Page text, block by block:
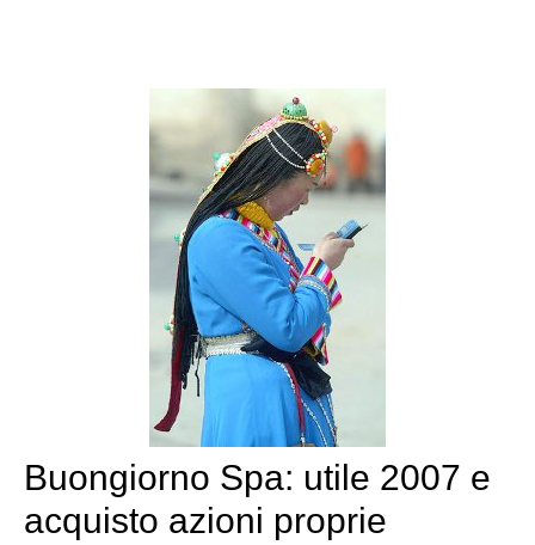
Buongiorno Spa: utile 2007 e
acquisto azioni proprie